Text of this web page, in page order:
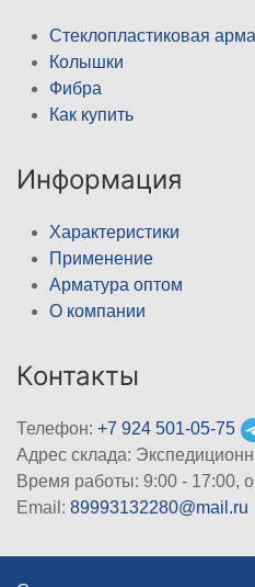
Стеклопластиковая
Колышки
Фибра
Как купить
Информация
Характеристики
Применение
Арматура оптом
О компании
Контакты
Телефон: +7 924 501-05-75
Адрес склада:
Время работы: 9:00 - 17:00,
Email: 89993132280@mail.ru